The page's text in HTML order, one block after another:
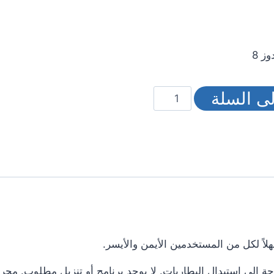
كمية
HP
الماوس
السلة
لكل من المستخدمين الأيمن والأيسر.
إلى استبدال البطاريات. لا يوجد برنامج أو تنزيل مطلوب. مجرد